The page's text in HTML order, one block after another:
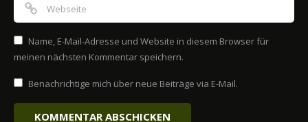
Name, E-Mail-Adresse und Website in diesem Browser für
meinen nächsten Kommentar speichern.
Benachrichtige mich über neue Beiträge via E-Mail.